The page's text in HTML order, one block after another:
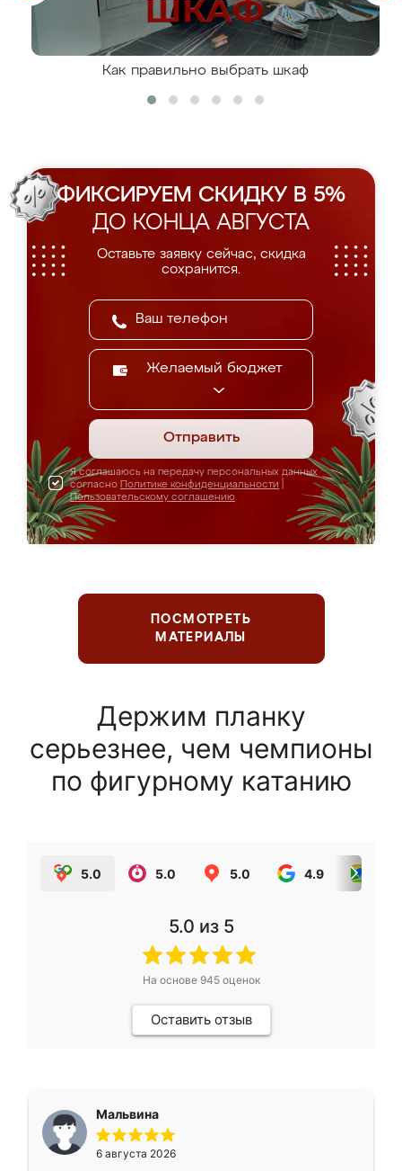
Как правильно выбрать шкаф
ФИКСИРУЕМ СКИДКУ В 5%
ДО КОНЦА АВГУСТА
Оставьте заявку сейчас, скидка
сохранится.
Желаемый бюджет
Отправить
Я соглашаюсь на передачу персональных данных
согласно Политике конфиденциальности
Пользовательскому соглашению
ПОСМОТРЕТЬ
МАТЕРИАЛЫ
Держим планку
серьезнее, чем чемпионы
по фигурному катанию
5.0 5.0 5.0 4.9
5.0 из 5
На основе 945оценок
Оставить отзыв
Мальвина
6 августа 2026